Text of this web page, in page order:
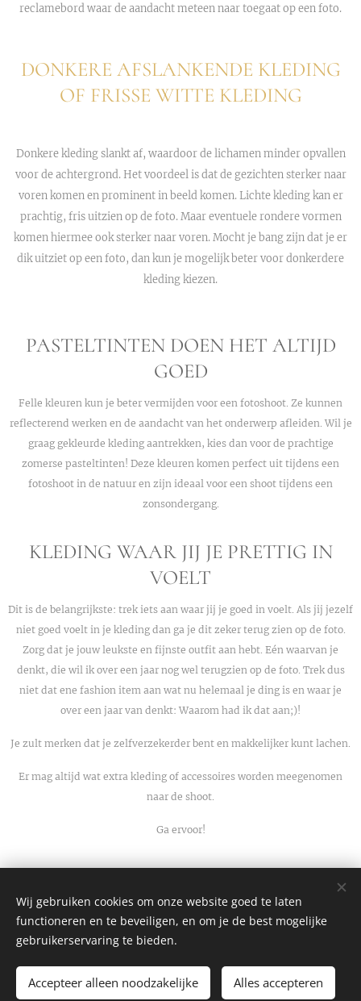
reclamebord waar de aandacht meteen naar toegaat op een foto.
DONKERE AFSLANKENDE KLEDING
OF FRISSE WITTE KLEDING
Donkere kleding slankt af, waardoor de lichamen minder opvallen
voor de achtergrond. Het voordeel is dat de gezichten sterker naar
voren komen en prominent in beeld komen. Lichte kleding kan er
prachtig, fris uitzien op de foto. Maar eventuele rondere vormen
komen hiermee ook sterker naar voren. Mocht je bang zijn dat je er
dik uitziet op een foto, dan kun je mogelijk beter voor donkerdere
kleding kiezen.
PASTELTINTEN DOEN HET ALTIJD
GOED
Felle kleuren kun je beter vermijden voor een fotoshoot. Ze kunnen
reflecterend werken en de aandacht van het onderwerp afleiden. Wil je
graag gekleurde kleding aantrekken, kies dan voor de prachtige
zomerse pasteltinten! Deze kleuren komen perfect uit tijdens een
fotoshoot in de natuur en zijn ideaal voor een shoot tijdens een
zonsondergang.
KLEDING WAAR JIJ JE PRETTIG IN
VOELT
Dit is de belangrijkste: trek iets aan waar jij je goed in voelt. Als jij jezelf
niet goed voelt in je kleding dan ga je dit zeker terug zien op de foto.
Zorg dat je jouw leukste en fijnste outfit aan hebt. Eén waarvan je
denkt, die wil ik over een jaar nog wel terugzien op de foto. Trek dus
niet dat ene fashion item aan wat nu helemaal je ding is en waar je
over een jaar van denkt: Waarom had ik dat aan;)!
Je zult merken dat je zelfverzekerder bent en makkelijker kunt lachen.
Er mag altijd wat extra kleding of accessoires worden meegenomen
naar de shoot.
Ga ervoor!
KvK: 76594203
BTW: NL003099354B80
Mogelijk gemaakt doorWebnode Cookies
Wij gebruiken cookies om onze website goed te laten
functioneren en te beveiligen, en om je de best mogelijke
gebruikerservaring te bieden.
Accepteer alleen noodzakelijke Alles accepteren